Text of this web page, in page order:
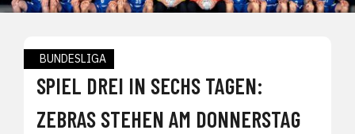
BUNDESLIGA
SPIEL DREI IN SECHS TAGEN:
ZEBRAS STEHEN AM DONNERSTAG